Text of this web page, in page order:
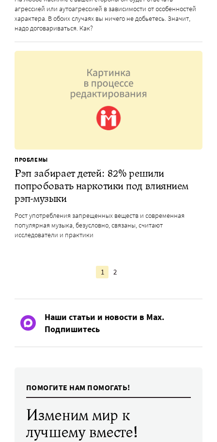
агрессией или аутоагрессией в зависимости от особенностей
характера. В обоих случаях вы ничего не добьетесь. Значит,
надо договариваться. Как?
ПРОБЛЕМЫ
Рэп забирает детей: 82% решили
попробовать наркотики под влиянием
рэп-музыки
Рост употребления запрещенных веществ и современная
популярная музыка, безусловно, связаны, считают
исследователи и практики
1 2
Наши статьи и новости в Max.
Подпишитесь
ПОМОГИТЕ НАМ ПОМОГАТЬ!
Изменим мир к
лучшему вместе!